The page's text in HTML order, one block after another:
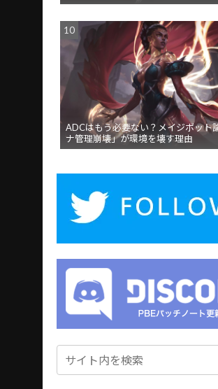
ADCはもう必要ない？メイジボット
ナ管理崩壊」が環境を壊す理由